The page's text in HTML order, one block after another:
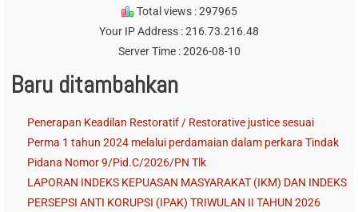
Total views : 297965
Your IP Address : 216.73.216.48
Server Time : 2026-08-10
Baru ditambahkan
Penerapan Keadilan Restoratif / Restorative justice sesuai
Perma 1 tahun 2024 melalui perdamaian dalam perkara Tindak
Pidana Nomor 9/Pid.C/2026/PN Tlk
LAPORAN INDEKS KEPUASAN MASYARAKAT (IKM) DAN INDEKS
PERSEPSI ANTI KORUPSI (IPAK) TRIWULAN II TAHUN 2026